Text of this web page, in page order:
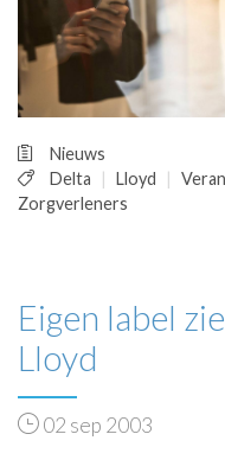
INLOGGEN
Nieuws
Delta
Lloyd
Zorgverleners
Eigen label
Lloyd
02 sep 2003